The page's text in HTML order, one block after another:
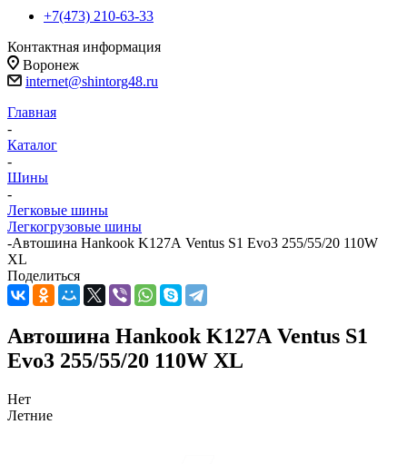
+7(473) 210-63-33
Контактная информация
Воронеж
internet@shintorg48.ru
Главная
-
Каталог
-
Шины
-
Легковые шины
Легкогрузовые шины
-Автошина Hankook K127А Ventus S1 Evo3 255/55/20 110W
XL
Поделиться
Автошина Hankook K127А Ventus S1
Evo3 255/55/20 110W XL
Нет
Летние